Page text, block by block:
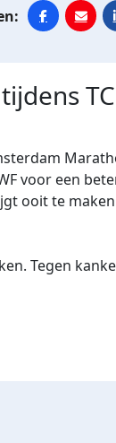
voor een
ooit te
Tegen